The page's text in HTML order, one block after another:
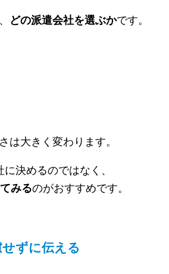
どの派遣会社を選ぶかです。
は大きく変わります。
に決めるのではなく、
みるのがおすすめです。
ずに伝える